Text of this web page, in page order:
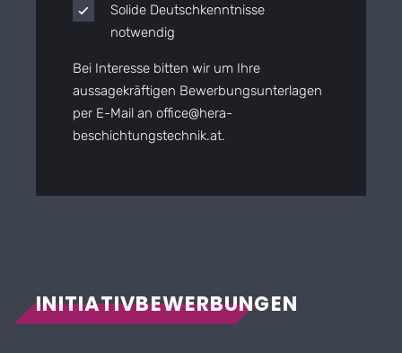
Solide Deutschkenntnisse
notwendig
Bei Interesse bitten wir um Ihre
aussagekräftigen Bewerbungsunterlagen
per E-Mail an office@hera-
beschichtungstechnik.at.
INITIATIVBEWERBUNGEN